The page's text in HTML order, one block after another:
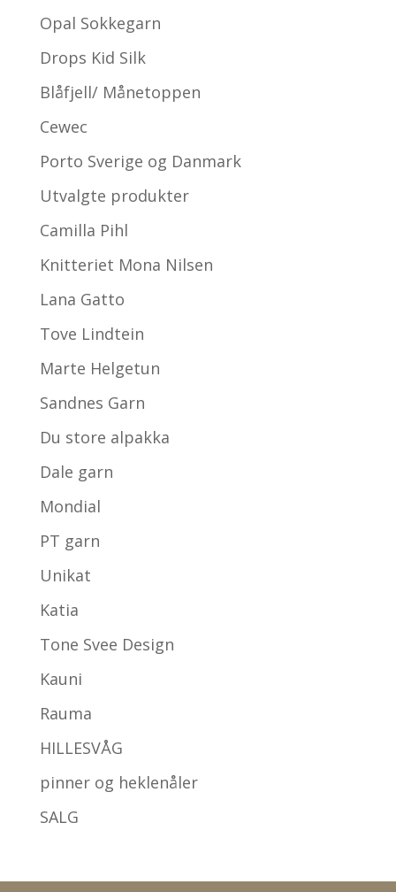
Opal Sokkegarn
Drops Kid Silk
Blåfjell/ Månetoppen
Cewec
Porto Sverige og Danmark
Utvalgte produkter
Camilla Pihl
Knitteriet Mona Nilsen
Lana Gatto
Tove Lindtein
Marte Helgetun
Sandnes Garn
Du store alpakka
Dale garn
Mondial
PT garn
Unikat
Katia
Tone Svee Design
Kauni
Rauma
HILLESVÅG
pinner og heklenåler
SALG